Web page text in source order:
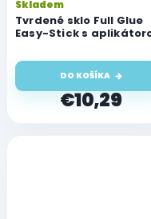
Tvrdené sklo Full Glue
Easy-Stick s
Pro
Skladem
€10,29
DO KOŠÍKA